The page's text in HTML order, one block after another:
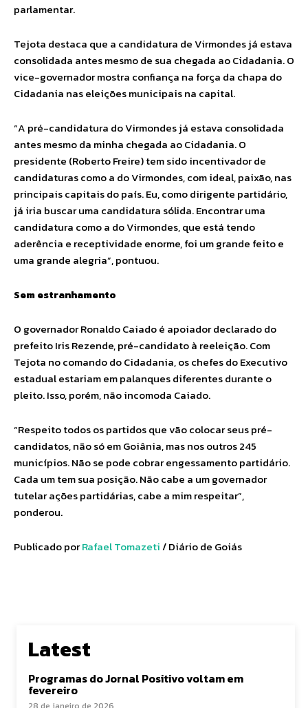
parlamentar.
Tejota destaca que a candidatura de Virmondes já estava
consolidada antes mesmo de sua chegada ao Cidadania. O
vice-governador mostra confiança na força da chapa do
Cidadania nas eleições municipais na capital.
“A pré-candidatura do Virmondes já estava consolidada
antes mesmo da minha chegada ao Cidadania. O
presidente (Roberto Freire) tem sido incentivador de
candidaturas como a do Virmondes, com ideal, paixão, nas
principais capitais do país. Eu, como dirigente partidário,
já iria buscar uma candidatura sólida. Encontrar uma
candidatura como a do Virmondes, que está tendo
aderência e receptividade enorme, foi um grande feito e
uma grande alegria”, pontuou.
Sem estranhamento
O governador Ronaldo Caiado é apoiador declarado do
prefeito Iris Rezende, pré-candidato à reeleição. Com
Tejota no comando do Cidadania, os chefes do Executivo
estadual estariam em palanques diferentes durante o
pleito. Isso, porém, não incomoda Caiado.
“Respeito todos os partidos que vão colocar seus pré-
candidatos, não só em Goiânia, mas nos outros 245
municípios. Não se pode cobrar engessamento partidário.
Cada um tem sua posição. Não cabe a um governador
tutelar ações partidárias, cabe a mim respeitar”,
ponderou.
Publicado porRafael Tomazeti/ Diário de Goiás
Latest
Programas do Jornal Positivo voltam em
fevereiro